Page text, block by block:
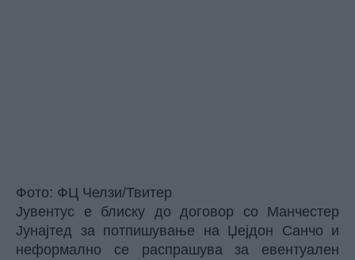
Фото: ФЦ Челзи/Твитер
Јувентус е блиску до договор со Манчестер
Јунајтед за потпишување на Џејдон Санчо и
неформално се распрашува за евентуален